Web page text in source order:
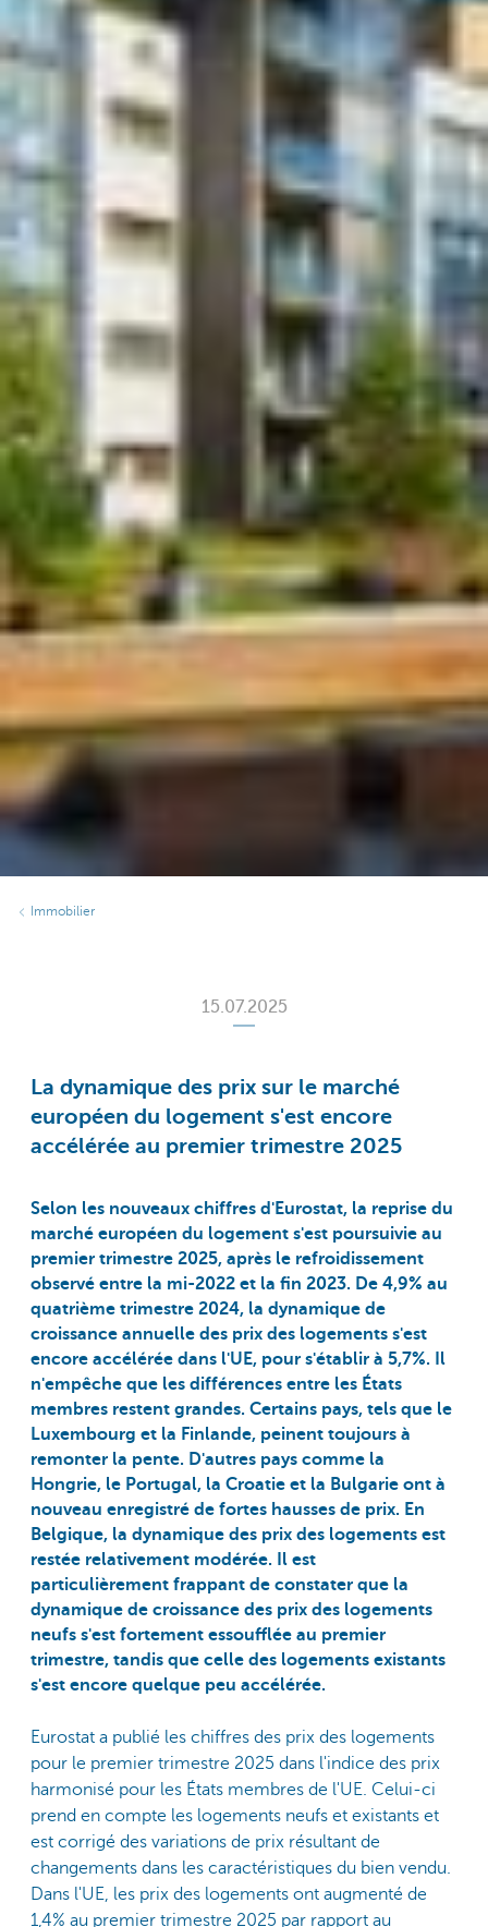
Immobilier
15.07.2025
La dynamique des prix sur le marché
européen du logement s'est encore
accélérée au premier trimestre 2025
Selon les nouveaux chiffres d'Eurostat, la reprise du
marché européen du logement s'est poursuivie au
premier trimestre 2025, après le refroidissement
observé entre la mi-2022 et la fin 2023. De 4,9% au
quatrième trimestre 2024, la dynamique de
croissance annuelle des prix des logements s'est
encore accélérée dans l'UE, pour s'établir à 5,7%. Il
n'empêche que les différences entre les États
membres restent grandes. Certains pays, tels que le
Luxembourg et la Finlande, peinent toujours à
remonter la pente. D'autres pays comme la
Hongrie, le Portugal, la Croatie et la Bulgarie ont à
nouveau enregistré de fortes hausses de prix. En
Belgique, la dynamique des prix des logements est
restée relativement modérée. Il est
particulièrement frappant de constater que la
dynamique de croissance des prix des logements
neufs s'est fortement essoufflée au premier
trimestre, tandis que celle des logements existants
s'est encore quelque peu accélérée.
Eurostat a publié les chiffres des prix des logements
pour le premier trimestre 2025 dans l'indice des prix
harmonisé pour les États membres de l'UE. Celui-ci
prend en compte les logements neufs et existants et
est corrigé des variations de prix résultant de
changements dans les caractéristiques du bien vendu.
Dans l'UE, les prix des logements ont augmenté de
1,4% au premier trimestre 2025 par rapport au